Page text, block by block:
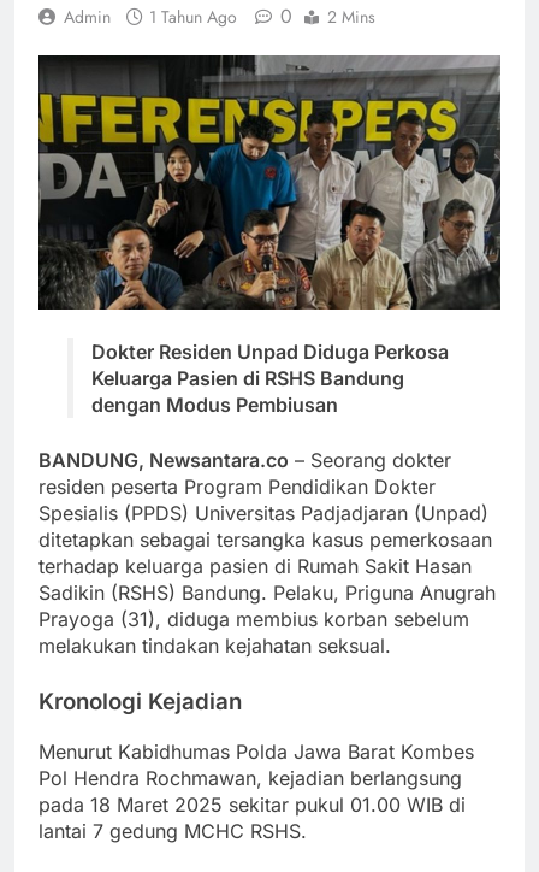
Admin 1 Tahun Ago 0 2 Mins
Dokter Residen Unpad Diduga Perkosa
Keluarga Pasien di RSHS Bandung
dengan Modus Pembiusan
BANDUNG, Newsantara.co – Seorang dokter
residen peserta Program Pendidikan Dokter
Spesialis (PPDS) Universitas Padjadjaran (Unpad)
ditetapkan sebagai tersangka kasus pemerkosaan
terhadap keluarga pasien di Rumah Sakit Hasan
Sadikin (RSHS) Bandung. Pelaku, Priguna Anugrah
Prayoga (31), diduga membius korban sebelum
melakukan tindakan kejahatan seksual.
Kronologi Kejadian
Menurut Kabidhumas Polda Jawa Barat Kombes
Pol Hendra Rochmawan, kejadian berlangsung
pada 18 Maret 2025 sekitar pukul 01.00 WIB di
lantai 7 gedung MCHC RSHS.